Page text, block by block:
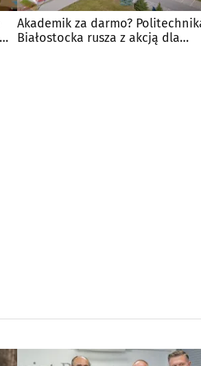
Akademik za darmo?
Białostocka rusza z akcją dla